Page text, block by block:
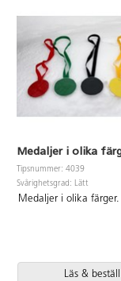
Medaljer i olika
Tipsnummer: 4039
Svårighetsgrad: Lätt
Medaljer i olika färger.
Läs & beställ